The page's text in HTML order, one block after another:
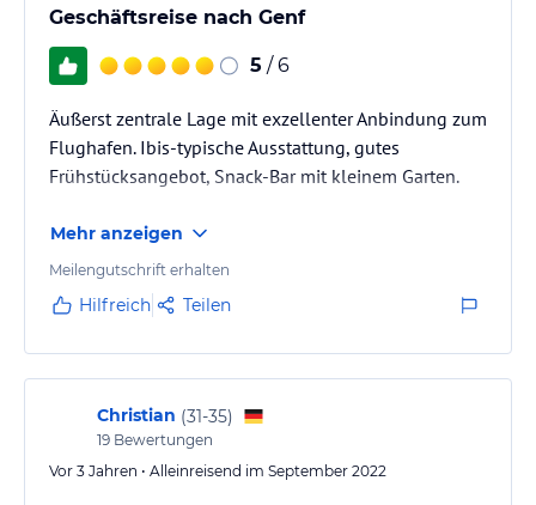
Geschäftsreise nach Genf
5 / 6
Äußerst zentrale Lage mit exzellenter Anbindung zum
Flughafen. Ibis-typische Ausstattung, gutes
Frühstücksangebot, Snack-Bar mit kleinem Garten.
Mehr anzeigen
Meilengutschrift erhalten
Hilfreich Teilen
Christian (31-35)
19 Bewertungen
Vor 3 Jahren • Alleinreisend im September 2022